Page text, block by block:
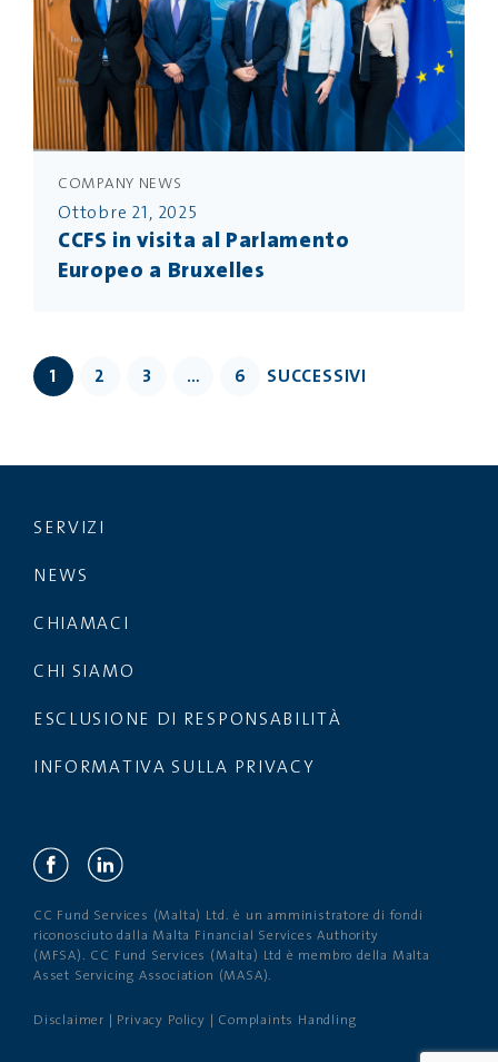
COMPANY NEWS
Ottobre 21, 2025
CCFS in visita al Parlamento
Europeo a Bruxelles
1 2 3 … 6 SUCCESSIVI
SERVIZI
NEWS
CHIAMACI
CHI SIAMO
ESCLUSIONE DI RESPONSABILITÀ
INFORMATIVA SULLA PRIVACY
CC Fund Services (Malta) Ltd. è un amministratore di fondi
riconosciuto dalla Malta Financial Services Authority
(MFSA). CC Fund Services (Malta) Ltd è membro della Malta
Asset Servicing Association (MASA).
Disclaimer Privacy Policy Complaints Handling